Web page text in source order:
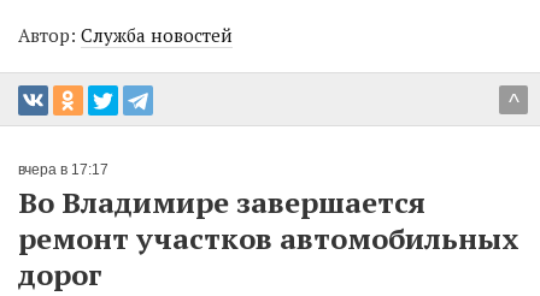
Автор: Служба новостей
^
вчера в 17:17
Во Владимире завершается
ремонт участков автомобильных
дорог